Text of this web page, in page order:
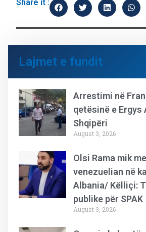
Share it :
Lajmet e fundit
Arrestimi në
qetësinë e Ergys
Shqipëri
August 3, 2026
Olsi Rama mik
venezuelian në
Albania/ Këlliçi:
publike për SPAK
August 3, 2026